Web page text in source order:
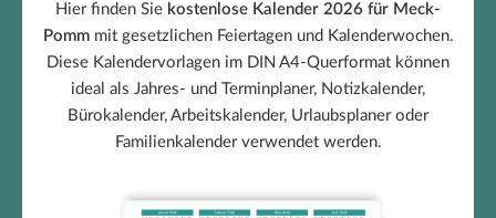
Hier finden Sie kostenlose Kalender 2026 für Meck-
Pommmit gesetzlichen Feiertagen und Kalenderwochen.
Diese Kalendervorlagen im DIN A4-Querformat können
ideal als Jahres- und Terminplaner, Notizkalender,
Bürokalender, Arbeitskalender, Urlaubsplaner oder
Familienkalender verwendet werden.